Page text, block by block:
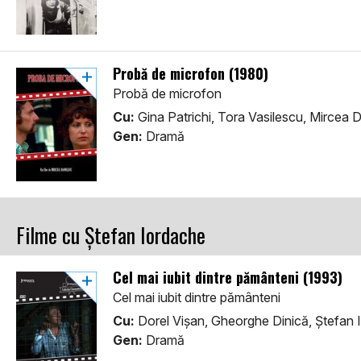
Probă de microfon (1980)
Probă de microfon
Cu: Gina Patrichi, Tora Vasilescu, Mircea
Gen: Dramă
Filme cu Ștefan Iordache
Cel mai iubit dintre pământeni (1993)
Cel mai iubit dintre pământeni
Cu: Dorel Vișan, Gheorghe Dinică, Ștefan
Gen: Dramă